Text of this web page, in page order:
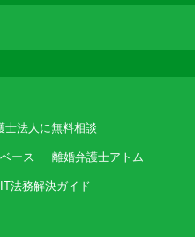
士法人に無料相談
ース 離婚弁護士アトム
法務解決ガイド